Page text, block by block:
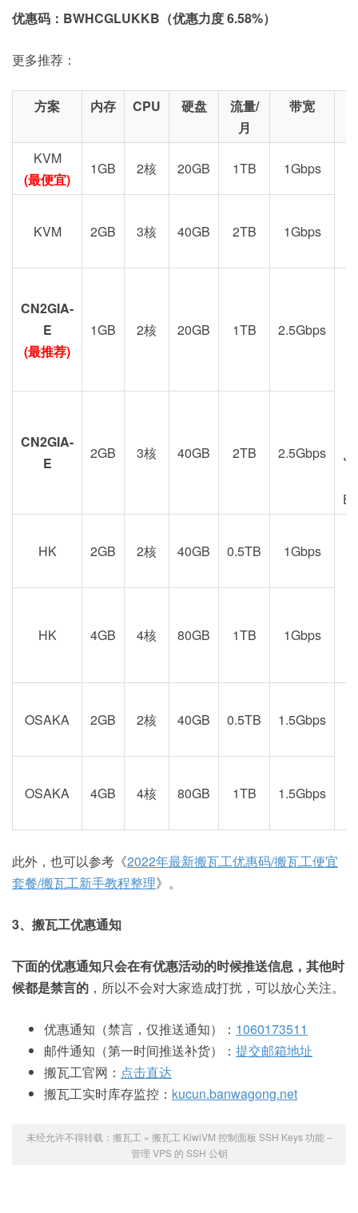
优惠码：BWHCGLUKKB（优惠力度 6.58%）
更多推荐：
方案 内存 CPU 硬盘
流量/
月
带宽
KVM
(最便宜)
1GB 2核 20GB 1TB 1Gbps
KVM 2GB 3核 40GB 2TB 1Gbps
CN2GIA-
E
(最推荐)
1GB 2核 20GB 1TB 2.5Gbps
CN2GIA-
E
2GB 3核 40GB 2TB 2.5Gbps
HK 2GB 2核 40GB 0.5TB 1Gbps
HK 4GB 4核 80GB 1TB 1Gbps
OSAKA 2GB 2核 40GB 0.5TB
1.5Gbps
OSAKA
4GB 4核 80GB 1TB 1.5Gbps
此外，也可以参考《2022年最新搬瓦工优惠码/搬瓦工便宜
套餐/搬瓦工新手教程整理》。
3、搬瓦工优惠通知
下面的优惠通知只会在有优惠活动的时候推送信息，其他时
候都是禁言的 ，所以不会对大家造成打扰，可以放心关注。
优惠通知（禁言，仅推送通知）： 1060173511
邮件通知（第一时间推送补货）： 提交邮箱地址
搬瓦工官网： 点击直达
搬瓦工实时库存监控： kucun.banwagong.net
未经允许不得转载： 搬瓦工 » 搬瓦工 KiwiVM 控制面板 SSH Keys 功能 –
管理 VPS 的 SSH 公钥